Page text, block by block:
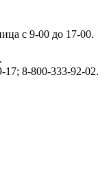
с 9-00 до 17-00.
.
17; 8-800-333-92-02.